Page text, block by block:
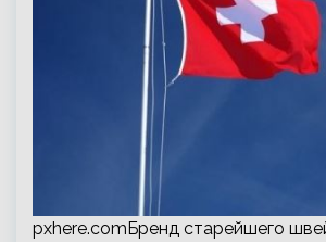
pxhere.comБренд старейшего